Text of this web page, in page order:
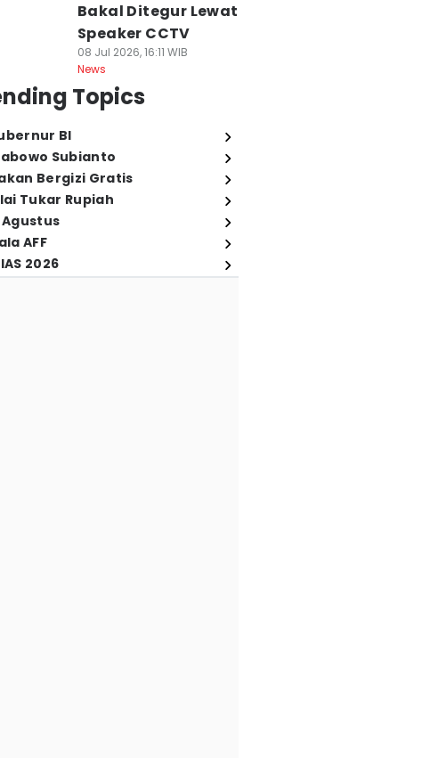
Bakal Ditegur Lewat
Speaker CCTV
08 Jul 2026, 16:11 WIB
News
Topics
BI
Subianto
Bergizi Gratis
Tukar Rupiah
Agustus
AFF
2026